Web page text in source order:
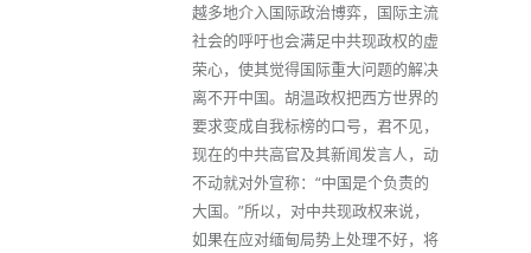
越多地介入国际政治博弈，国际主流
社会的呼吁也会满足中共现政权的虚
荣心，使其觉得国际重大问题的解决
离不开中国。胡温政权把西方世界的
要求变成自我标榜的口号，君不见，
现在的中共高官及其新闻发言人，动
不动就对外宣称：“中国是个负责的
大国。”所以，对中共现政权来说，
如果在应对缅甸局势上处理不好，将